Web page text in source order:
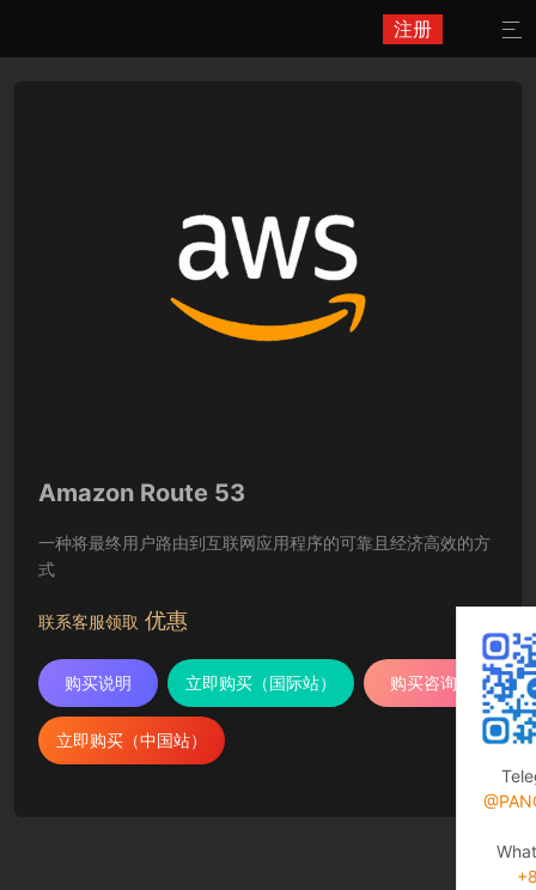
注册 
Amazon Route 53
一种将最终用户路由到互联网应用程序的可靠且经济高效的方
式
联系客服领取 优惠
购买说明 立即购买（国际站） 购买咨询
立即购买（中国站）